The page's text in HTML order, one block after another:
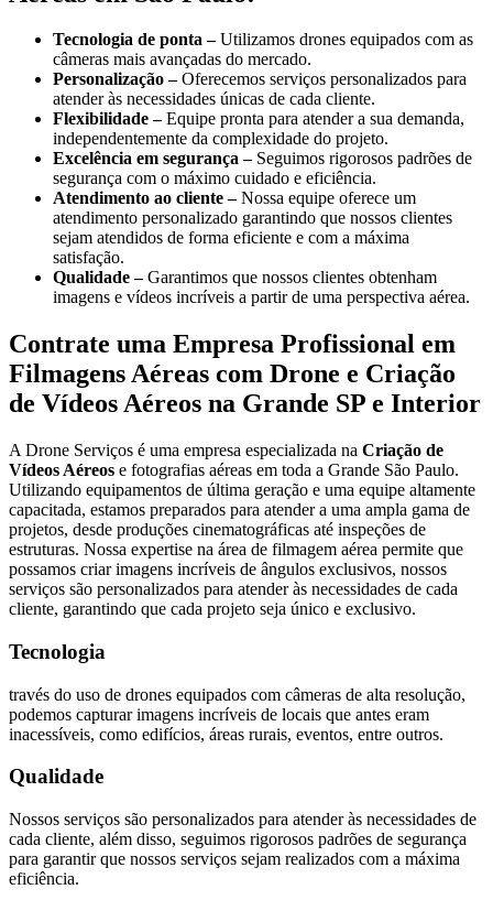
Tecnologia de ponta –Utilizamos drones equipados com as
câmeras mais avançadas do mercado.
Personalização –Oferecemos serviços personalizados para
atender às necessidades únicas de cada cliente.
Flexibilidade –Equipe pronta para atender a sua demanda,
independentemente da complexidade do projeto.
Excelência em segurança –Seguimos rigorosos padrões de
segurança com o máximo cuidado e eficiência.
Atendimento ao cliente –Nossa equipe oferece um
atendimento personalizado garantindo que nossos clientes
sejam atendidos de forma eficiente e com a máxima
satisfação.
Qualidade –Garantimos que nossos clientes obtenham
imagens e vídeos incríveis a partir de uma perspectiva aérea.
Contrate uma Empresa Profissional em
Filmagens Aéreas com Drone e Criação
de Vídeos Aéreos na Grande SP e Interior
A Drone Serviços é uma empresa especializada na Criação de
Vídeos Aéreos e fotografias aéreas em toda a Grande São Paulo.
Utilizando equipamentos de última geração e uma equipe altamente
capacitada, estamos preparados para atender a uma ampla gama de
projetos, desde produções cinematográficas até inspeções de
estruturas. Nossa expertise na área de filmagem aérea permite que
possamos criar imagens incríveis de ângulos exclusivos, nossos
serviços são personalizados para atender às necessidades de cada
cliente, garantindo que cada projeto seja único e exclusivo.
Tecnologia
través do uso de drones equipados com câmeras de alta resolução,
podemos capturar imagens incríveis de locais que antes eram
inacessíveis, como edifícios, áreas rurais, eventos, entre outros.
Qualidade
Nossos serviços são personalizados para atender às necessidades de
cada cliente, além disso, seguimos rigorosos padrões de segurança
para garantir que nossos serviços sejam realizados com a máxima
eficiência.